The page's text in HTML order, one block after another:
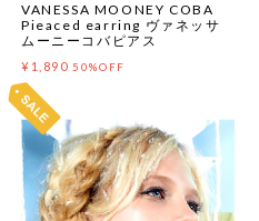
VANESSA MOONEY COBA
Pieaced earring ヴァネッサ
ムーニーコバピアス
¥1,890 50%OFF